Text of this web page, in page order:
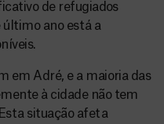
de refugiados
último ano está a
em Adré, e a maioria das
à cidade não tem
situação afeta